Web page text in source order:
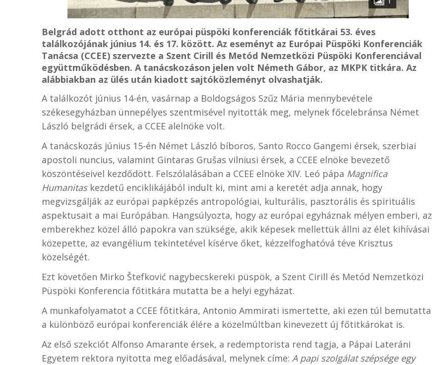
Belgrád adott otthont az európai püspöki konferenciák főtitkárai 53. éves
találkozójának június 14. és 17. között. Az eseményt az Európai Püspöki Konferenciák
Tanácsa (CCEE) szervezte a Szent Cirill és Metód Nemzetközi Püspöki Konferenciával
együttműködésben. A tanácskozáson jelen volt Németh Gábor, az MKPK titkára. Az
alábbiakban az ülés után kiadott sajtóközleményt olvashatják.
A találkozót június 14-én, vasárnap a Boldogságos Szűz Mária mennybevétele
székesegyházban ünnepélyes szentmisével nyitották meg, melynek főcelebránsa Német
László belgrádi érsek, a CCEE alelnöke volt.
A tanácskozás június 15-én Német László bíboros, Santo Rocco Gangemi érsek, szerbiai
apostoli nuncius, valamint Gintaras Grušas vilniusi érsek, a CCEE elnöke bevezető
köszöntéseivel kezdődött. Felszólalásában a CCEE elnöke XIV. Leó pápa Magnifica
Humanitaskezdetű enciklikájából indult ki, mint ami a keretét adja annak, hogy
megvizsgálják az európai papképzés antropológiai, kulturális, pasztorális és spirituális
aspektusait a mai Európában. Hangsúlyozta, hogy az európai egyháznak mélyen emberi, az
emberekhez közel álló papokra van szüksége, akik képesek mellettük állni az élet kihívásai
közepette, az evangélium tekintetével kísérve őket, kézzelfoghatóvá téve Krisztus
közelségét.
Ezt követően Mirko Štefković nagybecskereki püspök, a Szent Cirill és Metód Nemzetközi
Püspöki Konferencia főtitkára mutatta be a helyi egyházat.
A munkafolyamatot a CCEE főtitkára, Antonio Ammirati ismertette, aki ezen túl bemutatta
a különböző európai konferenciák élére a közelmúltban kinevezett új főtitkárokat is.
Az első szekciót Alfonso Amarante érsek, a redemptorista rend tagja, a Pápai Lateráni
Egyetem rektora nyitotta meg előadásával, melynek címe: A papi szolgálat szépsége egy